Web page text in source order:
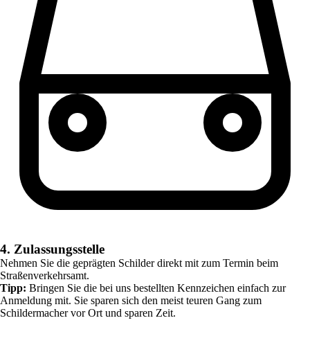
4. Zulassungsstelle
Nehmen Sie die geprägten Schilder direkt mit zum Termin beim
Straßenverkehrsamt.
Tipp: Bringen Sie die bei uns bestellten Kennzeichen einfach zur
Anmeldung mit. Sie sparen sich den meist teuren Gang zum
Schildermacher vor Ort und sparen Zeit.